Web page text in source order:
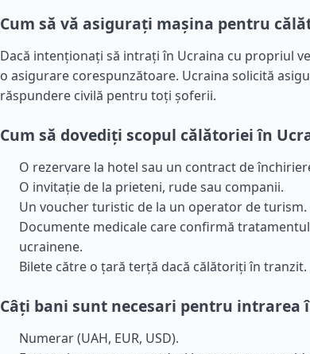
Cum să vă asigurați mașina pentru
Dacă intenționați să intrați în Ucraina cu propriul
o asigurare corespunzătoare. Ucraina solicită
răspundere civilă pentru toți șoferii.
Cum să dovediți scopul călătoriei în
O rezervare la hotel sau un contract de
O invitație de la prieteni, rude sau companii.
Un voucher turistic de la un operator de turism.
Documente medicale care confirmă
ucrainene.
Bilete către o țară terță dacă călătoriți în tranzit.
Câți bani sunt necesari pentru intrarea
Numerar (UAH, EUR, USD).